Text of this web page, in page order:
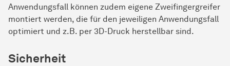
Anwendungsfall können zudem eigene Zweifingergreifer
montiert werden, die für den jeweiligen Anwendungsfall
optimiert und z.B. per 3D-Druck herstellbar sind.
Sicherheit